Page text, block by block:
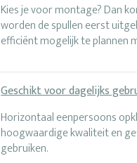
Kies je voor montage? Dan
worden de spullen eerst
efficiënt mogelijk te plannen
Geschikt voor dagelijks
Horizontaal eenpersoons
hoogwaardige kwaliteit en
gebruiken.